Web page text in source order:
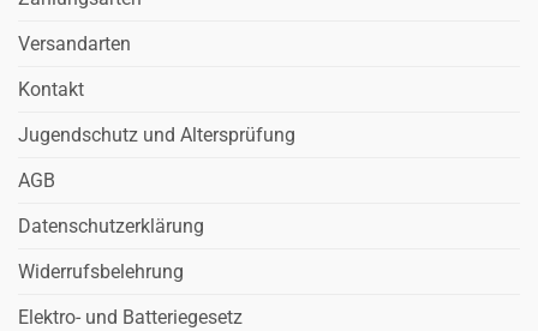
Versandarten
Kontakt
Jugendschutz und Altersprüfung
AGB
Datenschutzerklärung
Widerrufsbelehrung
Elektro- und Batteriegesetz